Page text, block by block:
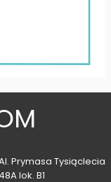
Prymasa Tysiąclecia
48A lok. B1